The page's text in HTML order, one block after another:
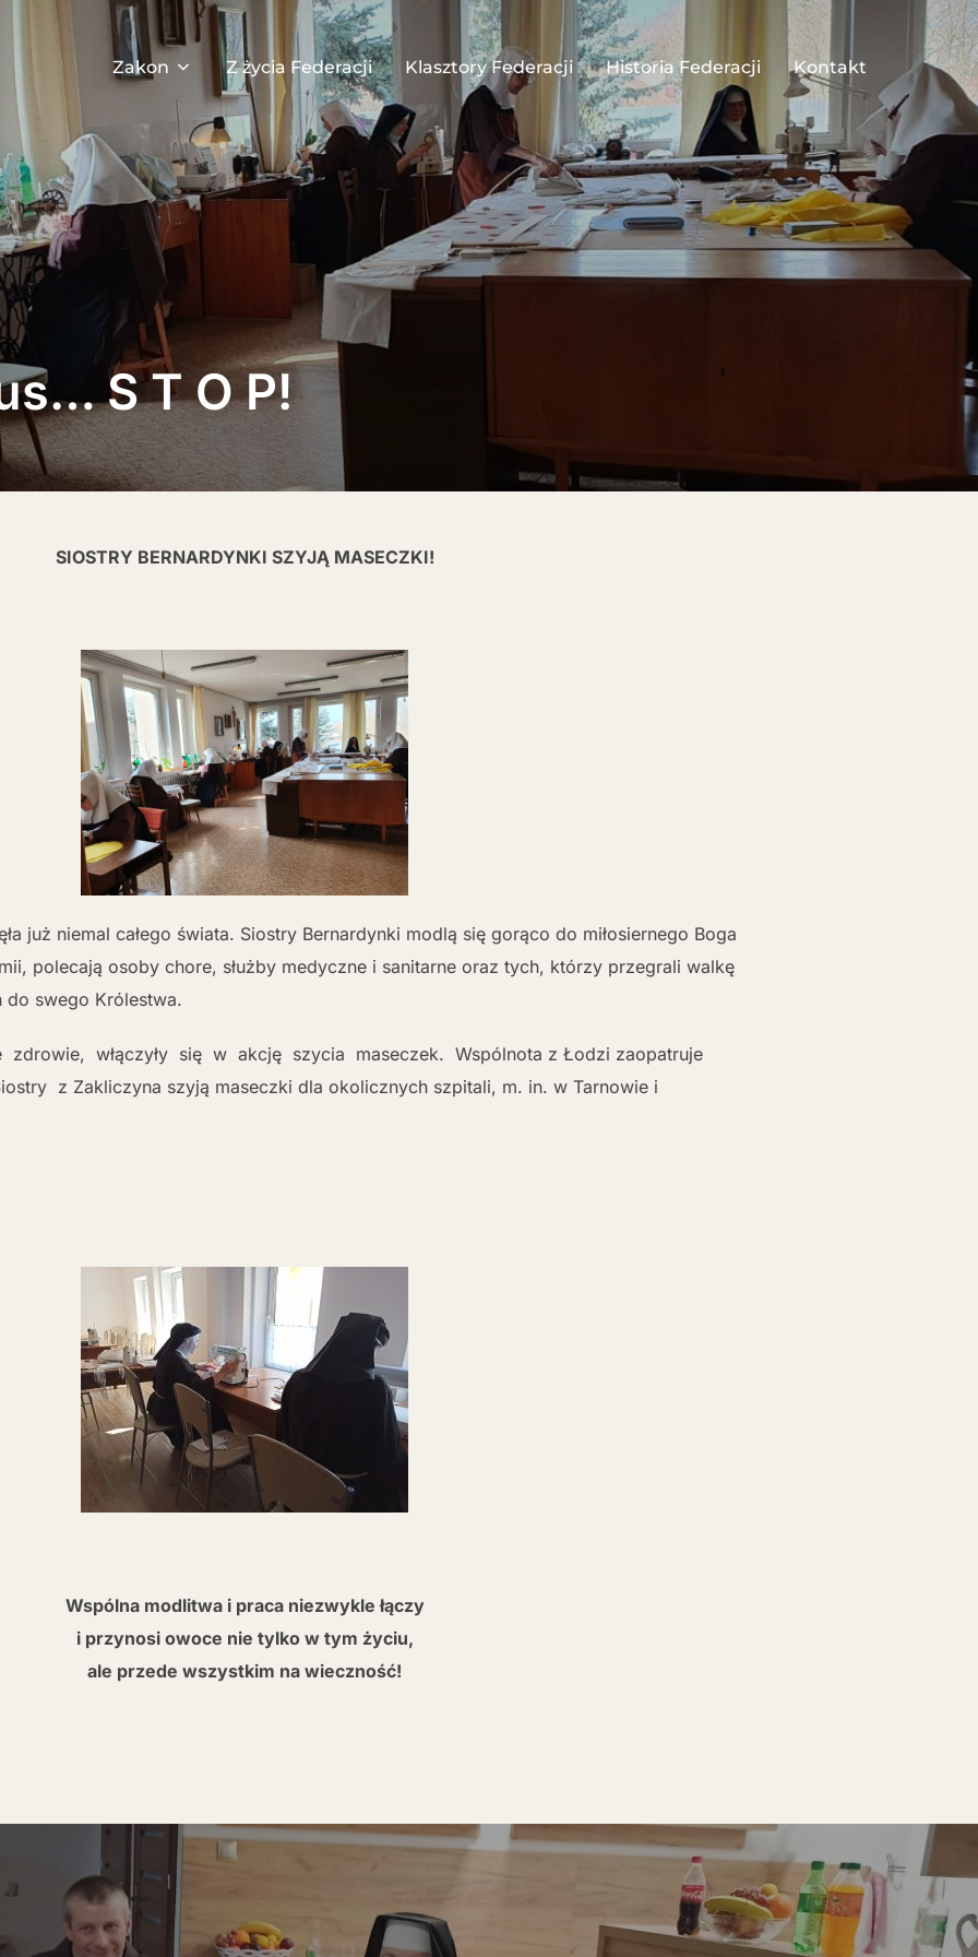
Zakon Z życia Federacji Klasztory Federacji Historia Federacji Kontakt
S T O P!
SIOSTRY BERNARDYNKI SZYJĄ MASECZKI!
już niemal całego świata. Siostry Bernardynki modlą się gorąco do miłosiernego Boga
polecają osoby chore, służby medyczne i sanitarne oraz tych, którzy przegrali walkę
do swego Królestwa.
włączyły się w akcję szycia maseczek. Wspólnota z Łodzi zaopatruje
z Zakliczyna szyją maseczki dla okolicznych szpitali, m. in. w Tarnowie i
Wspólna modlitwa i praca niezwykle łączy
i przynosi owoce nie tylko w tym życiu,
ale przede wszystkim na wieczność!